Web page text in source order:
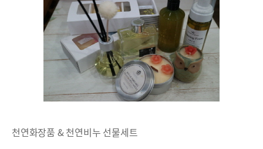
천연화장품 & 천연비누 선물세트